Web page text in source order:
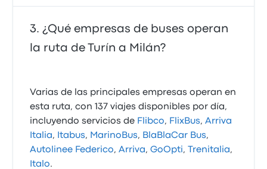
¿Qué empresas de buses operan
la ruta de Turín a Milán?
Varias de las principales empresas operan en
esta ruta, con 137 viajes disponibles por día,
incluyendo servicios de Flibco, FlixBus,Arriva
Italia, Itabus, MarinoBus, BlaBlaCar Bus,
Autolinee Federico,Arriva,GoOpti, Trenitalia,
Italo.